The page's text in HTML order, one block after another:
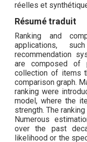
réelles et
Résumé traduit
Ranking and
applications,
recommendation
are composed of
collection of items
comparison graph.
ranking were
model, where the
strength. The
Numerous
over the past
likelihood or the